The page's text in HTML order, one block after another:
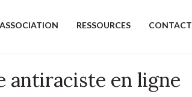
RESSOURCES CONTACT
antiraciste en ligne